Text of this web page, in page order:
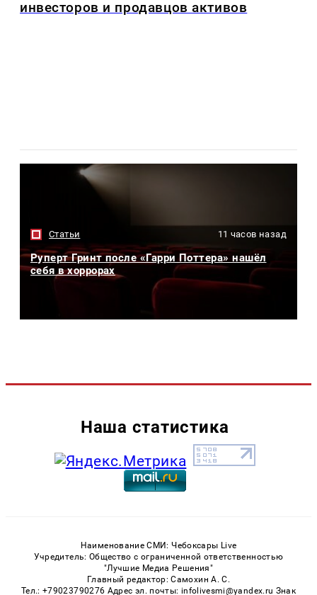
инвесторов и продавцов активов
Статьи 11 часов назад
Руперт Гринт после «Гарри Поттера» нашёл
себя в хоррорах
Наша статистика
Наименование СМИ: Чебоксары Live
Учредитель: Общество с ограниченной ответственностью
"Лучшие Медиа Решения"
Главный редактор: Самохин А. С.
Тел.: +79023790276 Адрес эл. почты: infolivesmi@yandex.ru Знак